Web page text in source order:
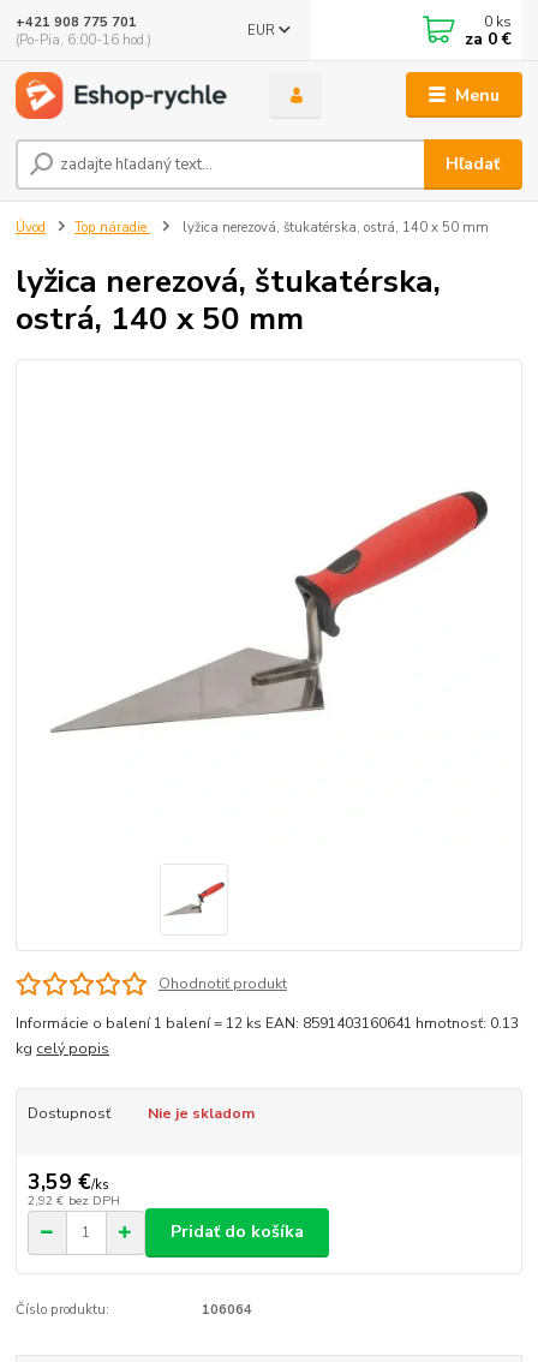
Menu
EUR
Hľadať
+421 908 775 701
(Po-Pia, 6:00-16 hod.)
0 ks
za 0 €
Úvod Top náradie lyžica nerezová, štukatérska, ostrá, 140 x 50 mm
lyžica nerezová, štukatérska,
ostrá, 140 x 50 mm
Ohodnotiť produkt
Informácie o balení 1 balení = 12 ks EAN: 8591403160641 hmotnosť: 0.13
kg celý popis
Dostupnosť Nie je skladom
3,59 €/ks
2,92 € bez DPH
Pridať do košíka
Číslo produktu: 106064